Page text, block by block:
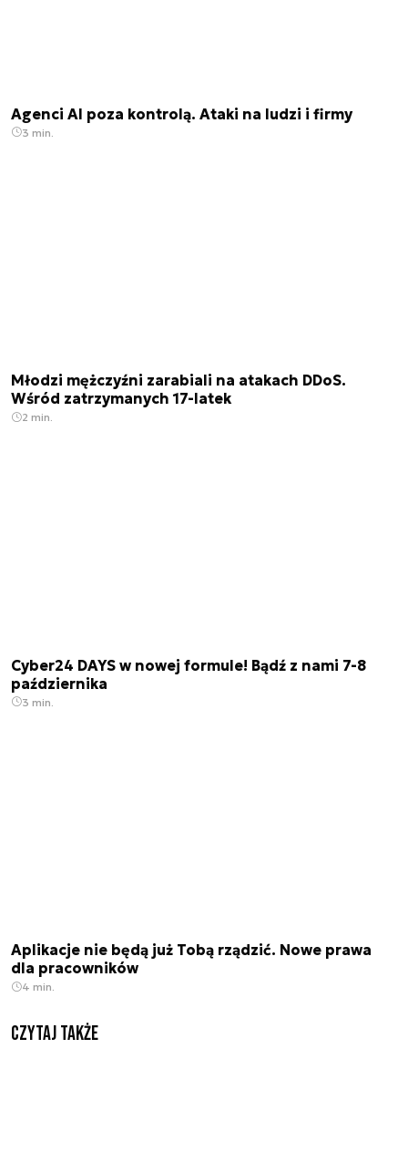
Agenci AI poza kontrolą. Ataki na ludzi i firmy
3 min.
Młodzi mężczyźni zarabiali na atakach DDoS.
Wśród zatrzymanych 17-latek
2 min.
Cyber24 DAYS w nowej formule! Bądź z nami 7-8
października
3 min.
Aplikacje nie będą już Tobą rządzić. Nowe prawa
dla pracowników
4 min.
Czytaj także